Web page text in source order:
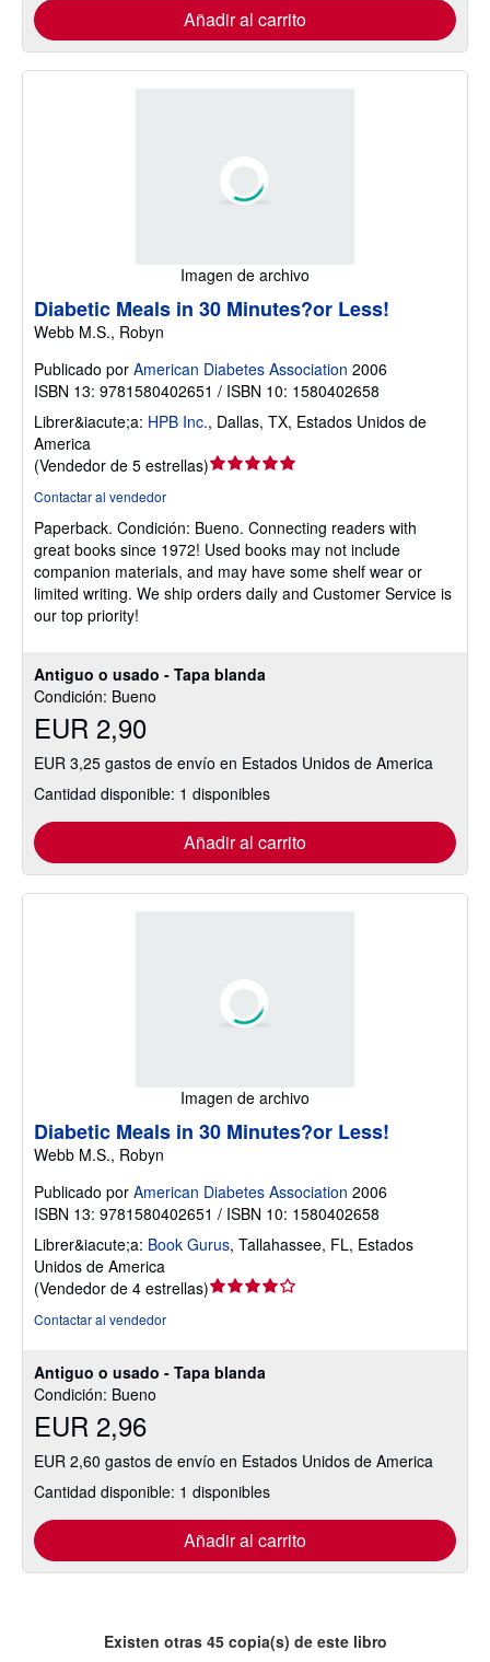
Añadir al carrito
Imagen de archivo
Antiguo o usado - Tapa blanda
Condición: Bueno
EUR 2,90
EUR 3,25 gastos de envío en Estados Unidos de America
Cantidad disponible: 1 disponibles
Añadir al carrito
Diabetic Meals in 30 Minutes?or Less!
Webb M.S., Robyn
Publicado por American Diabetes Association 2006
ISBN 13: 9781580402651 / ISBN 10: 1580402658
Librer&iacute;a: HPB Inc., Dallas, TX, Estados Unidos de
America
(Vendedor de 5 estrellas)Calificación
5
de
5
estrellas
Contactar al vendedor
Paperback. Condición: Bueno. Connecting readers with
great books since 1972! Used books may not include
companion materials, and may have some shelf wear or
limited writing. We ship orders daily and Customer Service is
our top priority!
Imagen de archivo
Antiguo o usado - Tapa blanda
Condición: Bueno
EUR 2,96
EUR 2,60 gastos de envío en Estados Unidos de America
Cantidad disponible: 1 disponibles
Añadir al carrito
Diabetic Meals in 30 Minutes?or Less!
Webb M.S., Robyn
Publicado por American Diabetes Association 2006
ISBN 13: 9781580402651 / ISBN 10: 1580402658
Librer&iacute;a: Book Gurus, Tallahassee, FL, Estados
Unidos de America
(Vendedor de 4 estrellas)Calificación
de
Contactar al vendedor
Existen otras 45copia(s) de este libro